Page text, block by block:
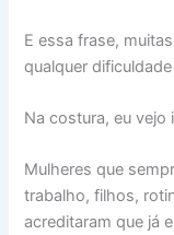
E essa frase,
qualquer dificuldade
Na costura, eu
Mulheres que
trabalho, filhos,
acreditaram que já